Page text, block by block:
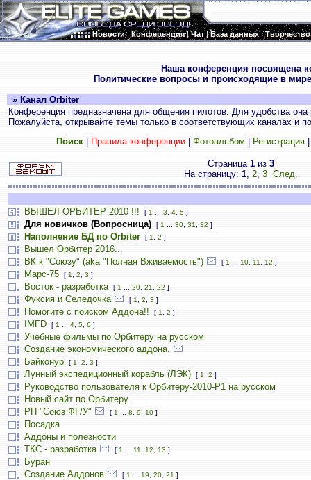
Новости|Конференция|Чат|База данных|Творчество
Наша конференция посвящена
Политические вопросы и происходящие в
» Канал Orbiter
Конференция предназначена для общения пилотов. Для удобства
Пожалуйста, открывайте темы только в соответствующих каналах и
Поиск| Правила конференции| Фотоальбом Регистрация
Страница 1 из 3
На страницу: 1, 2, 3 След.
ВЫШЕЛ ОРБИТЕР 2010 !!! [ 1 3 4 5 ]
Для новичков (Вопросница) [ 1 30 31 32 ]
Наполнение БД по Orbiter [ 1 2 ]
Вышел Орбитер 2016...
ВК к "Союзу" (aka "Полная Вживаемость")
[ 1 10 11 12 ]
Марс-75 [ 1 2 3 ]
Восток - разработка [ 1 20 21 22 ]
Фуксия и Селедочка [ 1 2 3 ]
Помогите с поиском Аддона!! [ 1 2 ]
IMFD [ 1 4 5 6 ]
Учебные фильмы по Орбитеру на русском
Создание экономического аддона.
Байконур
[ 1 2 3 ]
Лунный экспедиционный корабль (ЛЭК) [ 1 2 ]
Руководство пользователя к Орбитеру-2010-P1 на русском
Новый сайт по Орбитеру.
РН "Союз ФГ/У"
[ 1 8 9 10 ]
Посадка
Аддоны и полезности
ТКС - разработка
[ 1 11 12 13 ]
Буран
Создание Аддонов
[ 1 19 20 21 ]